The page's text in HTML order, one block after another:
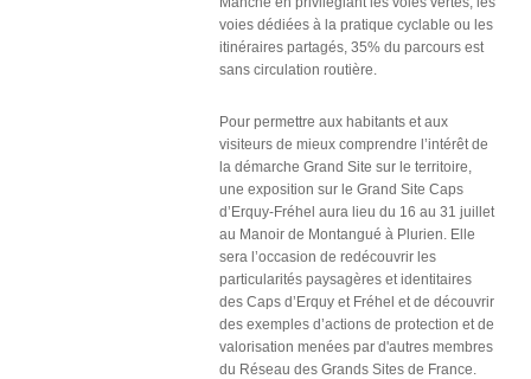
voies dédiées à la pratique cyclable ou les
itinéraires partagés, 35% du parcours est
sans circulation routière.
Pour permettre aux habitants et aux
visiteurs de mieux comprendre l’intérêt de
la démarche Grand Site sur le territoire,
une exposition sur le Grand Site Caps
d’Erquy-Fréhel aura lieu du 16 au 31 juillet
au Manoir de Montangué à Plurien. Elle
sera l’occasion de redécouvrir les
particularités paysagères et identitaires
des Caps d’Erquy et Fréhel et de découvrir
des exemples d’actions de protection et de
valorisation menées par d'autres membres
du Réseau des Grands Sites de France.